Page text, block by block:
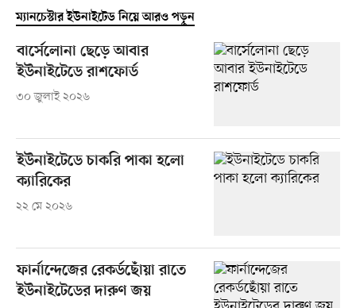
ম্যানচেস্টার ইউনাইটেড নিয়ে আরও পড়ুন
বার্সেলোনা ছেড়ে আবার
ইউনাইটেডে রাশফোর্ড
৩০ জুলাই ২০২৬
ইউনাইটেডে চাকরি পাকা হলো
ক্যারিকের
২২ মে ২০২৬
ফার্নান্দেজের রেকর্ডছোঁয়া রাতে
ইউনাইটেডের দারুণ জয়